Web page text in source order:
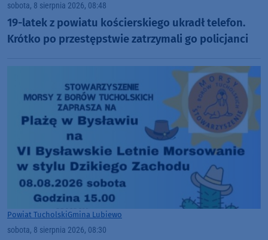
sobota, 8 sierpnia 2026, 08:48
19-latek z powiatu kościerskiego ukradł telefon.
Krótko po przestępstwie zatrzymali go policjanci
Powiat TucholskiGmina Lubiewo
sobota, 8 sierpnia 2026, 08:30